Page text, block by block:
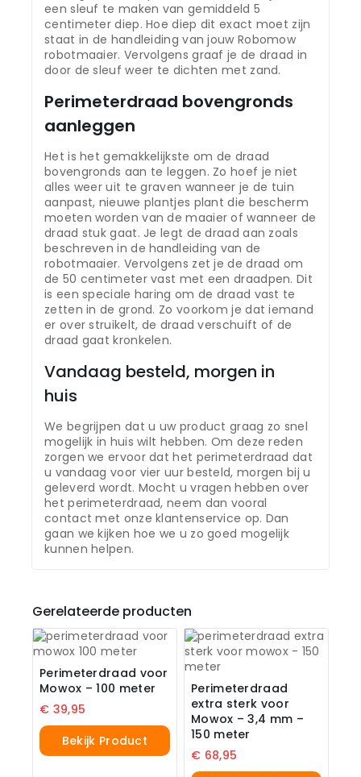
een sleuf te maken van gemiddeld 5
centimeter diep. Hoe diep dit exact moet zijn
staat in de handleiding van jouw Robomow
robotmaaier. Vervolgens graaf je de draad in
door de sleuf weer te dichten met zand.
Perimeterdraad bovengronds
aanleggen
Het is het gemakkelijkste om de draad
bovengronds aan te leggen. Zo hoef je niet
alles weer uit te graven wanneer je de tuin
aanpast, nieuwe plantjes plant die bescherm
moeten worden van de maaier of wanneer de
draad stuk gaat. Je legt de draad aan zoals
beschreven in de handleiding van de
robotmaaier. Vervolgens zet je de draad om
de 50 centimeter vast met een draadpen. Dit
is een speciale haring om de draad vast te
zetten in de grond. Zo voorkom je dat iemand
er over struikelt, de draad verschuift of de
draad gaat kronkelen.
Vandaag besteld, morgen in
huis
We begrijpen dat u uw product graag zo snel
mogelijk in huis wilt hebben. Om deze reden
zorgen we ervoor dat het perimeterdraad dat
u vandaag voor vier uur besteld, morgen bij u
geleverd wordt. Mocht u vragen hebben over
het perimeterdraad, neem dan vooral
contact met onze klantenservice op. Dan
gaan we kijken hoe we u zo goed mogelijk
kunnen helpen.
Gerelateerde producten
Perimeterdraad voor
Mowox – 100 meter
€ 39,95
Bekijk Product
Perimeterdraad
extra sterk voor
Mowox – 3,4 mm –
150 meter
€ 68,95